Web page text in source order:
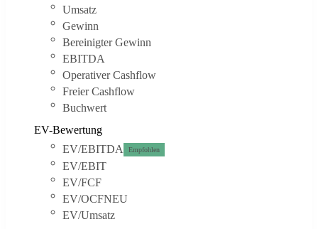
Umsatz
Gewinn
Bereinigter Gewinn
EBITDA
Operativer Cashflow
Freier Cashflow
Buchwert
EV-Bewertung
EV/EBITDA
Empfohlen
EV/EBIT
EV/FCF
EV/OCFNEU
EV/Umsatz